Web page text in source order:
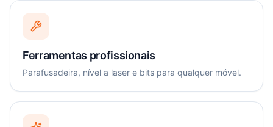
Ferramentas profissionais
Parafusadeira, nível a laser e bits para qualquer móvel.